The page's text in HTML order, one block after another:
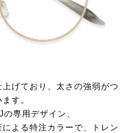
げており、太さの強弱がつ
す。
専用デザイン、
よる特注カラーで、トレン